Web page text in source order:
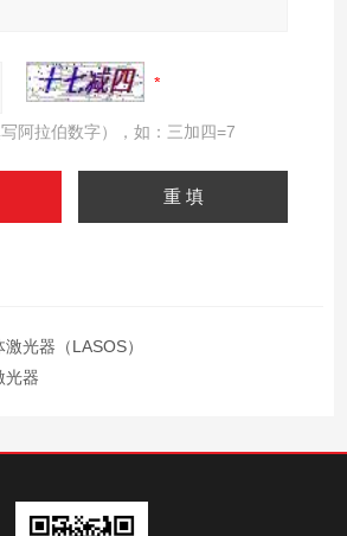
阿拉伯数字），如：三加四=7
光器（LASOS）
光器